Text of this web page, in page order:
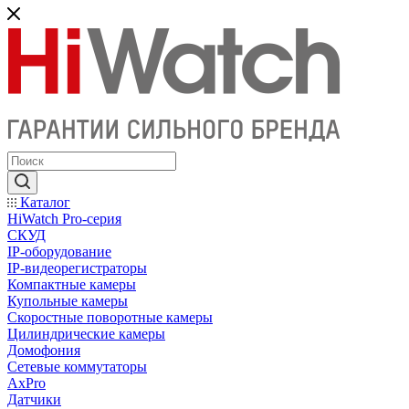
Каталог
HiWatch Pro-серия
CКУД
IP-оборудование
IP-видеорегистраторы
Компактные камеры
Купольные камеры
Скоростные поворотные камеры
Цилиндрические камеры
Домофония
Сетевые коммутаторы
AxPro
Датчики